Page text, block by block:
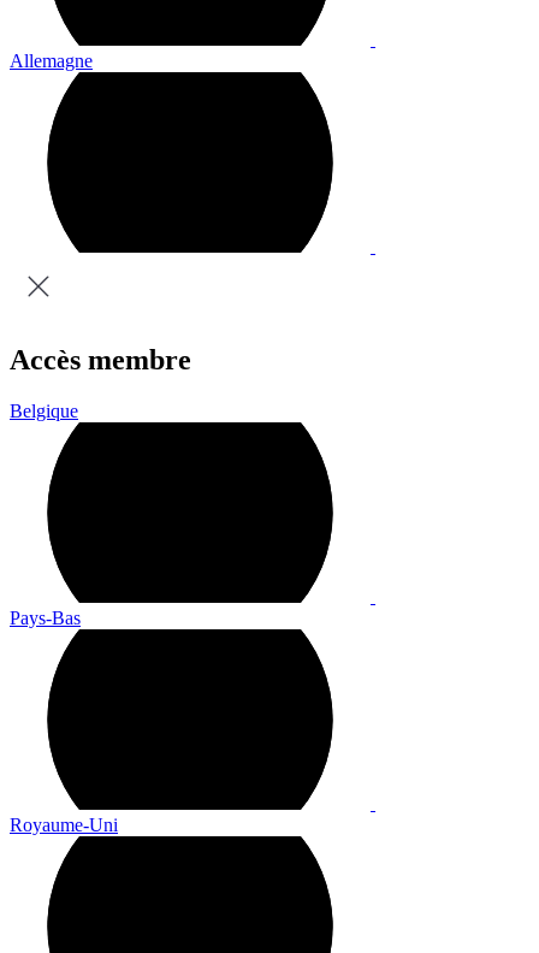
Allemagne
Accès membre
Belgique
Pays-Bas
Royaume-Uni